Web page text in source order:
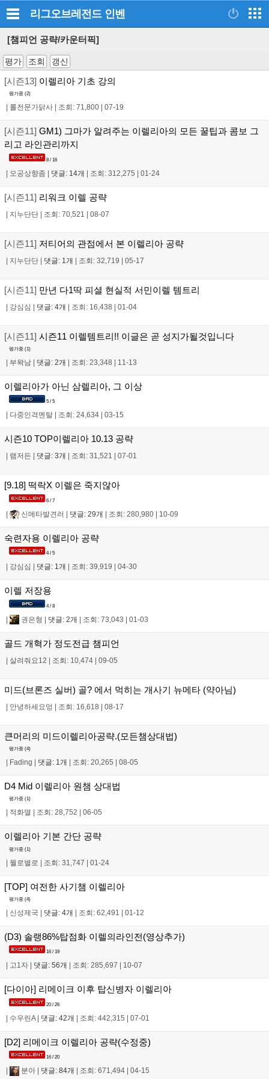
리그오브레전드 인벤
[챔피언 공략/카운터픽]
평가 조회 갱신
[시즌13] 이렐리아 기초 강의
평가중 (2)
롤전문가닭사 조회: 71,800 07-19
[시즌11] GM1) 그마가 알려주는 이렐리아의 모든 꿀팁과 콤보 그
리고 라인관리까지
8 / 16
| 오공상향좀 | 댓글: 14개 | 조회: 312,275 | 01-24
[시즌11] 리워크 이렐 공략
| 지누단단 | 조회: 70,521 | 08-07
[시즌11] 저티어의 관점에서 본 이렐리아 공략
| 지누단단 | 댓글: 1개 | 조회: 32,719 | 05-17
[시즌11] 만년 다1딱 피셜 현실적 서민이렐 템트리
| 강심심 | 댓글: 4개 | 조회: 16,438 | 01-04
[시즌11] 시즌11 이렐템트리!! 이글은 곧 성지가될것입니다
평가중 (1)
부왁남 댓글: 2개 조회: 23,348 11-13
이렐리아가 아닌 삼렐리아, 그 이상
5 / 5
다중인격멘탈 조회: 24,634 03-15
시즌10 TOP이렐리아 10.13 공략
램저든 댓글: 3개 조회: 31,521 07-01
[9.18] 떡락X 이렐은 죽지않아
6 / 7
| 신메타발견러 | 댓글: 29개 | 조회: 280,980 | 10-09
숙련자용 이렐리아 공략
4 / 5
강심심 댓글: 1개 조회: 39,919 04-30
이렐 저장용
4 / 8
| 권은형 | 댓글: 2개 | 조회: 73,043 | 01-03
골드 개혁가 정도전급 챔피언
| 살려줘요12 | 조회: 10,474 | 09-05
미드(브론즈 실버) 골? 에서 먹히는 개사기 뉴메타 (약아님)
| 안녕하세요엉 | 조회: 16,618 | 08-17
큰머리의 미드이렐리아공략.(모든챔상대법)
평가중 (4)
| Fading | 댓글: 1개 | 조회: 20,265 | 08-05
D4 Mid 이렐리아 원챔 상대법
평가중 (1)
적화멸 조회: 28,752 06-05
이렐리아 기본 간단 공략
평가중 (1)
| 뭘로별로 | 조회: 31,747 | 01-24
[TOP] 여전한 사기챔 이렐리아
평가중 (4)
신성제국 댓글: 4개 조회: 62,491 01-12
(D3) 솔랭86%탑점화 이렐의라인전(영상추가)
16 / 19
고1자 댓글: 56개 조회: 285,697 10-07
[다이아] 리메이크 이후 탑신병자 이렐리아
20 / 26
| 수우린A| 댓글: 42개 | 조회: 442,315 | 07-01
[D2] 리메이크 이렐리아 공략(수정중)
16 / 20
분아 댓글: 84개 조회: 671,494 04-15